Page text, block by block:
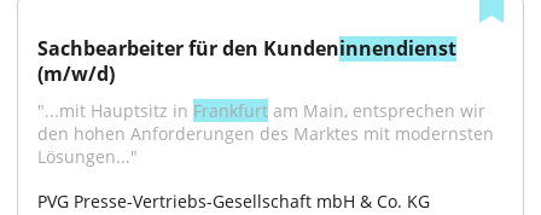
Sachbearbeiter für den Kundeninnendienst
(m/w/d)
"...mit Hauptsitz in Frankfurt am Main, entsprechen wir
den hohen Anforderungen des Marktes mit modernsten
Lösungen..."
PVG Presse-Vertriebs-Gesellschaft mbH & Co. KG